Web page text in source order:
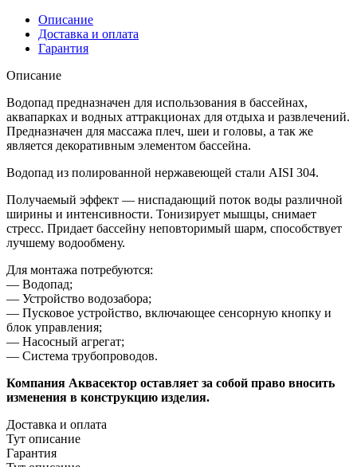
Описание
Доставка и оплата
Гарантия
Описание
Водопад предназначен для использования в бассейнах,
аквапарках и водных аттракционах для отдыха и развлечений.
Предназначен для массажа плеч, шеи и головы, а так же
является декоративным элементом бассейна.
Водопад из полированной нержавеющей стали AISI 304.
Получаемый эффект — ниспадающий поток воды различной
ширины и интенсивности. Тонизирует мышцы, снимает
стресс. Придает бассейну неповторимый шарм, способствует
лучшему водообмену.
Для монтажа потребуются:
— Водопад;
— Устройство водозабора;
— Пусковое устройство, включающее сенсорную кнопку и
блок управления;
— Насосный агрегат;
— Система трубопроводов.
Компания Аквасектор оставляет за собой право вносить
изменения в конструкцию изделия.
Доставка и оплата
Тут описание
Гарантия